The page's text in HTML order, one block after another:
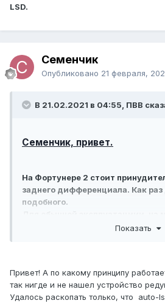
LSD.
Семенчик
Опубликовано 21 февраля,
В 21.02.2021 в 04:55, ПВВ
Семенчик, привет.
На Фортунере 2 стоит
заднего дифференциала. Как раз
подобного.
намного предпочтительнее. У
Показать
Привет! А по какому принципу
так нигде и не нашел устройство
Удалось раскопать только, что auto-